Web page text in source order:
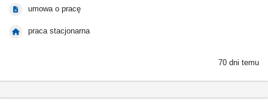
umowa o pracę
praca stacjonarna
70 dni temu